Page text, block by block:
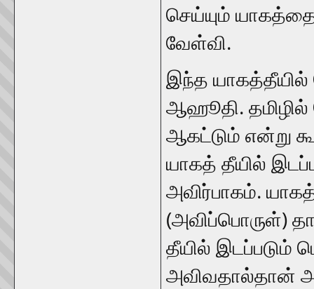
செய்யும்
வேள்வி.
இந்த யாகத்தீயில்
ஆஹூதி.
ஆகட்டும் என்று
யாகத் தீயில்
அவிர்பாகம்.
(அவிப்பொருள்)
தீயில் இடப்படும்
அவிவதால்தான்